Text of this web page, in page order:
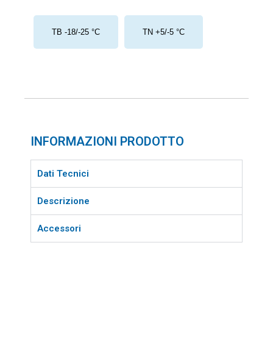
TB -18/-25 °C TN +5/-5 °C
INFORMAZIONI PRODOTTO
Dati Tecnici
Descrizione
Accessori